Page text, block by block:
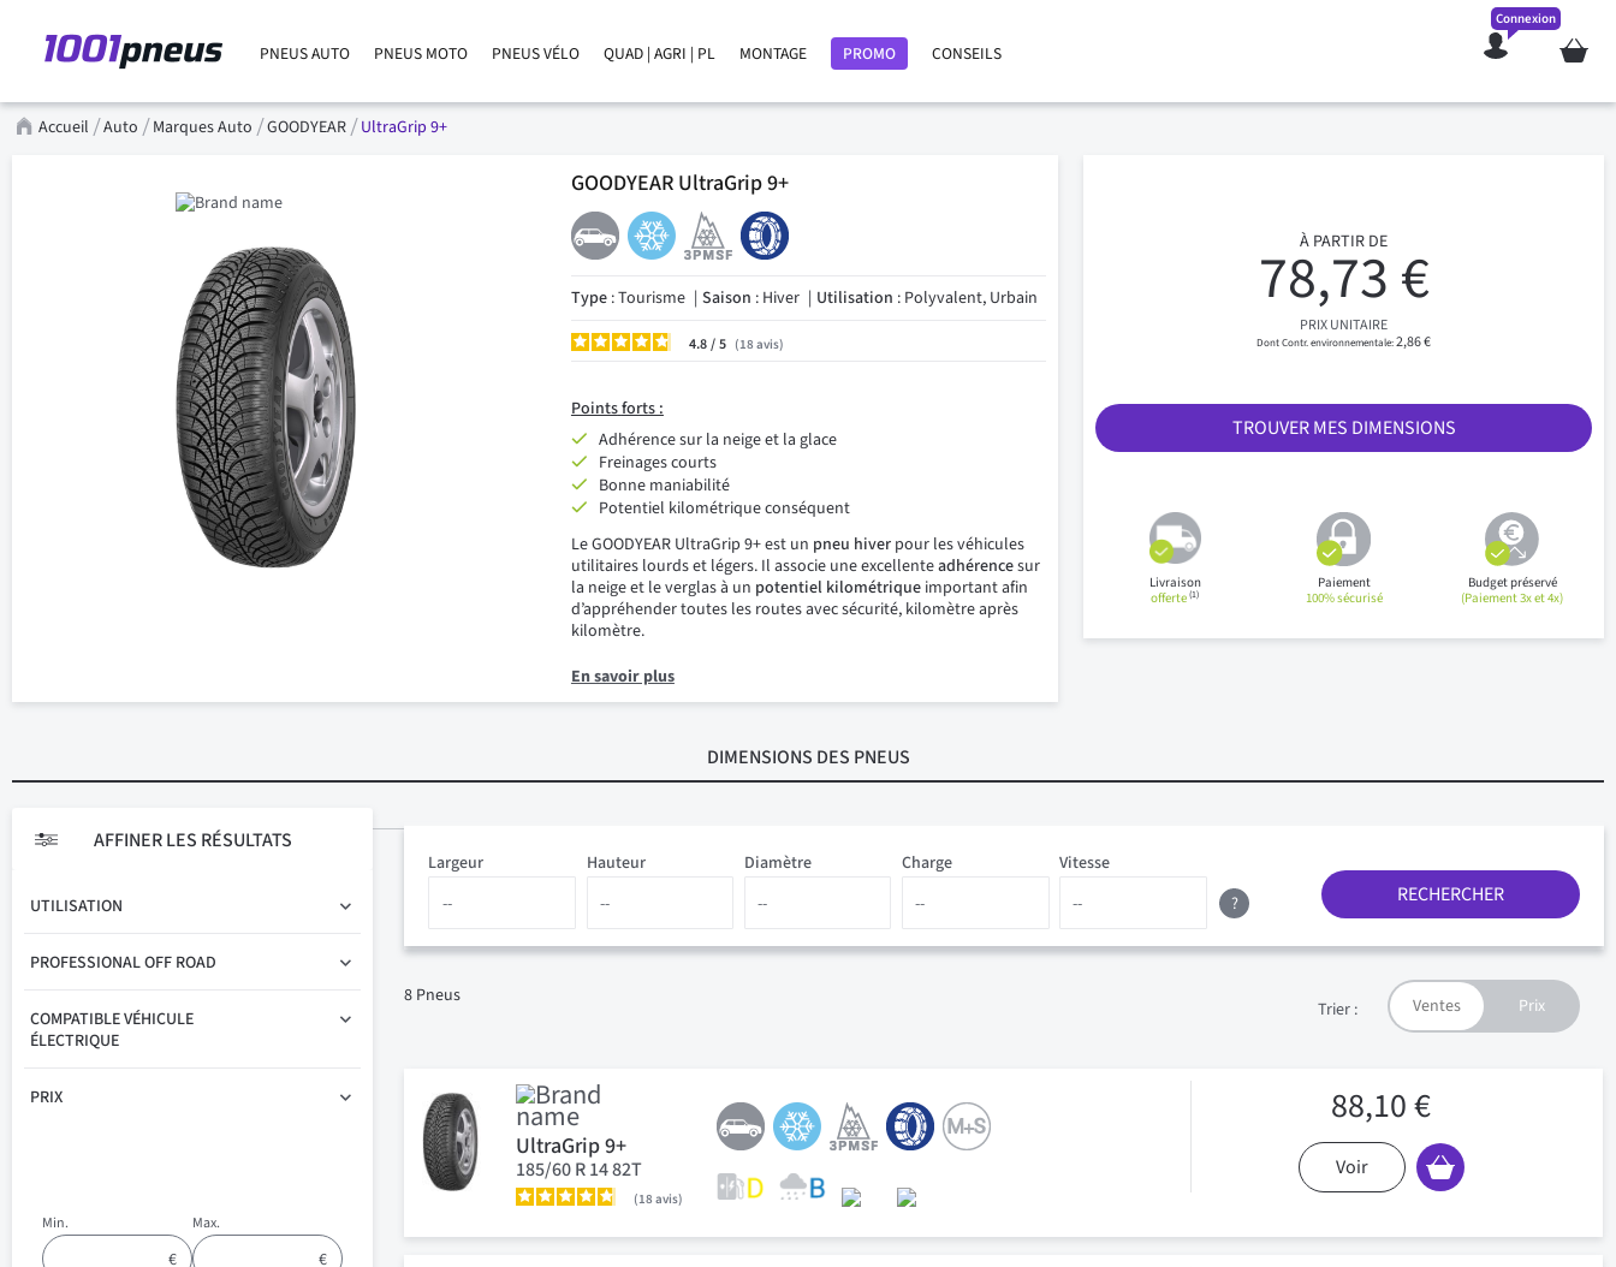
PNEUS AUTO PNEUS MOTO PNEUS VÉLO QUAD | AGRI | PL MONTAGE PROMO CONSEILS Mon
Connexion
Accueil Auto Marques Auto GOODYEAR UltraGrip 9+
GOODYEAR UltraGrip 9+
Type: Tourisme Saison : Hiver Utilisation : Polyvalent, Urbain
4.8/ 18 avis
Pointsforts :
Adhérence sur la neige et la glace
Freinages courts
Bonne maniabilité
Potentiel kilométrique conséquent
Le GOODYEAR UltraGrip 9+ est un pneu hiverpour les véhicules
utilitaires lourds et légers. Il associe une excellenteadhérencesur
la neige et le verglas à un potentiel kilométriqueimportant afin
d’appréhender toutes les routes avec sécurité, kilomètre après
kilomètre.
En savoir plus
À PARTIR DE
78,73 €
PRIX UNITAIRE
2,86 €
TROUVER MES DIMENSIONS
Livraison
offerte(1)
Paiement
100% sécurisé
Budget préservé
(Paiement 3x et 4x)
DIMENSIONS DES PNEUS
Diamètre
Hauteur Charge Vitesse
Largeur
?
RECHERCHER
8 Pneus
Trier :
UltraGrip 9+
185/60 R 14 82T
18avis
88,10 €
Voir
AFFINER LES RÉSULTATS
UTILISATION
PROFESSIONAL OFF ROAD
COMPATIBLE VÉHICULE
ÉLECTRIQUE
PRIX
Min. Max.